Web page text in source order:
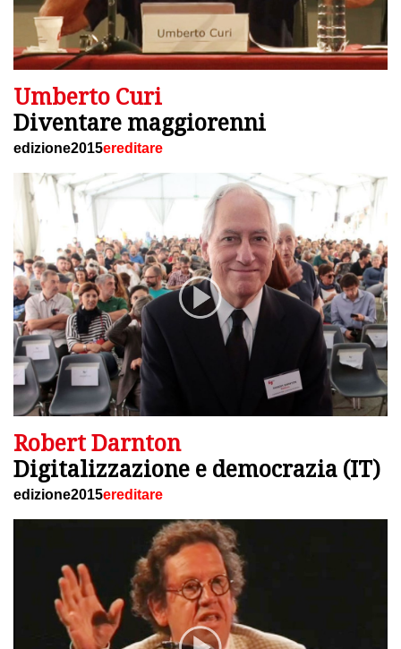
Umberto Curi
Diventare maggiorenni
edizione2015ereditare
Robert Darnton
Digitalizzazione e democrazia (IT)
edizione2015ereditare